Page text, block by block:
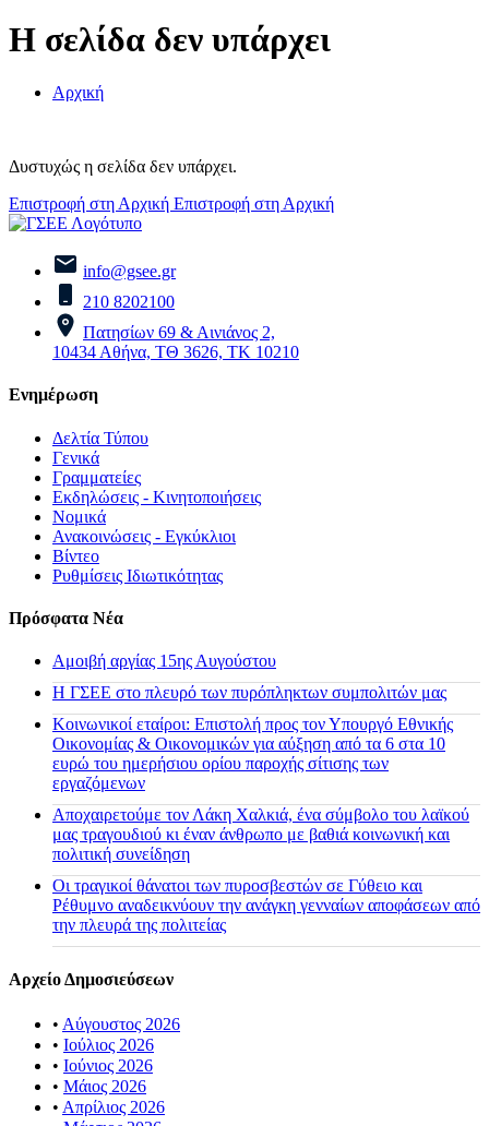
Η σελίδα δεν υπάρχει
Αρχική
Δυστυχώς η σελίδα δεν υπάρχει.
Επιστροφή στη Αρχική Επιστροφή στη Αρχική
info@gsee.gr
210 8202100
Πατησίων 69 & Αινιάνος 2,
10434 Αθήνα, ΤΘ 3626, ΤΚ 10210
Ενημέρωση
Δελτία Τύπου
Γενικά
Γραμματείες
Εκδηλώσεις - Κινητοποιήσεις
Νομικά
Ανακοινώσεις - Εγκύκλιοι
Βίντεο
Ρυθμίσεις Ιδιωτικότητας
Πρόσφατα Νέα
Αμοιβή αργίας 15ης Αυγούστου
H ΓΣΕΕ στο πλευρό των πυρόπληκτων συμπολιτών μας
Κοινωνικοί εταίροι: Επιστολή προς τον Υπουργό Εθνικής
Οικονομίας & Οικονομικών για αύξηση από τα 6 στα 10
ευρώ του ημερήσιου ορίου παροχής σίτισης των
εργαζόμενων
Αποχαιρετούμε τον Λάκη Χαλκιά, ένα σύμβολο του λαϊκού
μας τραγουδιού κι έναν άνθρωπο με βαθιά κοινωνική και
πολιτική συνείδηση
Οι τραγικοί θάνατοι των πυροσβεστών σε Γύθειο και
Ρέθυμνο αναδεικνύουν την ανάγκη γενναίων αποφάσεων από
την πλευρά της πολιτείας
Αρχείο Δημοσιεύσεων
• Αύγουστος 2026
• Ιούλιος 2026
• Ιούνιος 2026
• Μάιος 2026
• Απρίλιος 2026